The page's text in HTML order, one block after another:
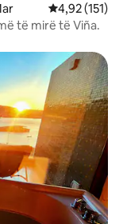
Vlerësimi
4,92 (151)
të mirë të Viña.